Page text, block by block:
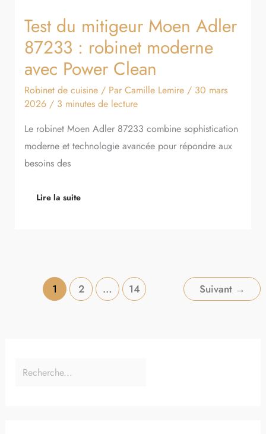
Test du mitigeur Moen Adler
87233 : robinet moderne
avec Power Clean
Robinet de cuisine/ Par Camille Lemire / 30 mars
2026 / 3 minutes de lecture
Le robinet Moen Adler 87233 combine sophistication
moderne et technologie avancée pour répondre aux
besoins des
Lire la suite
1 2 … 14 Suivant →